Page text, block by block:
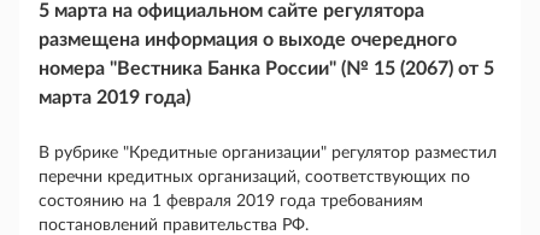
5 марта на официальном сайте регулятора
размещена информация о выходе очередного
номера "Вестника Банка России" (№ 15 (2067) от 5
марта 2019 года)
В рубрике "Кредитные организации" регулятор разместил
перечни кредитных организаций, соответствующих по
состоянию на 1 февраля 2019 года требованиям
постановлений правительства РФ.